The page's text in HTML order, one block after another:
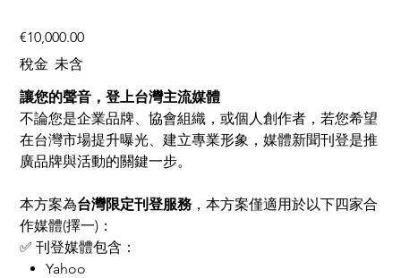
價
格
€10,000.00
稅金 未含
讓您的聲音，登上台灣主流媒體
不論您是企業品牌、協會組織，或個人創作者，若您希望
在台灣市場提升曝光、建立專業形象，媒體新聞刊登是推
廣品牌與活動的關鍵一步。
本方案為台灣限定刊登服務 ，本方案僅適用於以下四家合
作媒體(擇一)：
✅ 刊登媒體包含：
Yahoo